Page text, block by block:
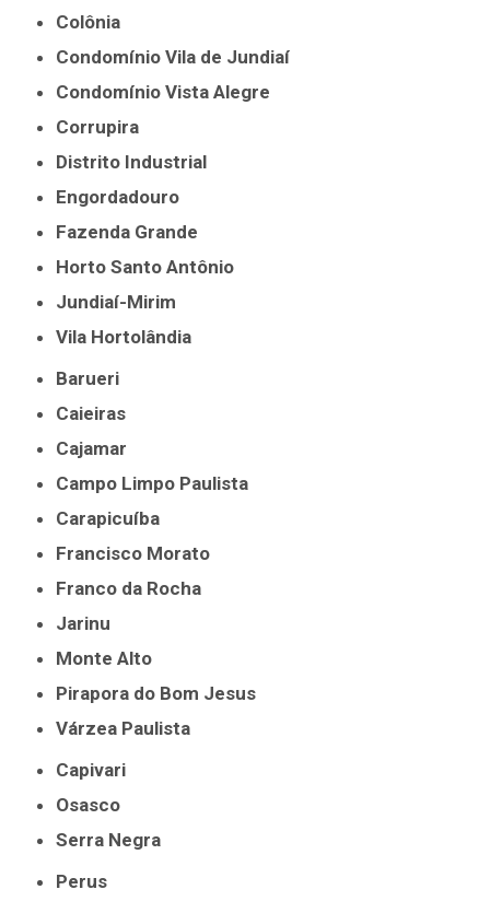
Colônia
Condomínio Vila de Jundiaí
Condomínio Vista Alegre
Corrupira
Distrito Industrial
Engordadouro
Fazenda Grande
Horto Santo Antônio
Jundiaí-Mirim
Vila Hortolândia
Barueri
Caieiras
Cajamar
Campo Limpo Paulista
Carapicuíba
Francisco Morato
Franco da Rocha
Jarinu
Monte Alto
Pirapora do Bom Jesus
Várzea Paulista
Capivari
Osasco
Serra Negra
Perus